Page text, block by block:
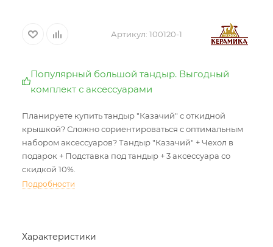
Артикул: 100120-1
Популярный большой тандыр. Выгодный
комплект с аксессуарами
Планируете купить тандыр "Казачий" с откидной
крышкой? Сложно сориентироваться с оптимальным
набором аксессуаров? Тандыр "Казачий" + Чехол в
подарок + Подставка под тандыр + 3 аксессуара со
скидкой 10%.
Подробности
Характеристики